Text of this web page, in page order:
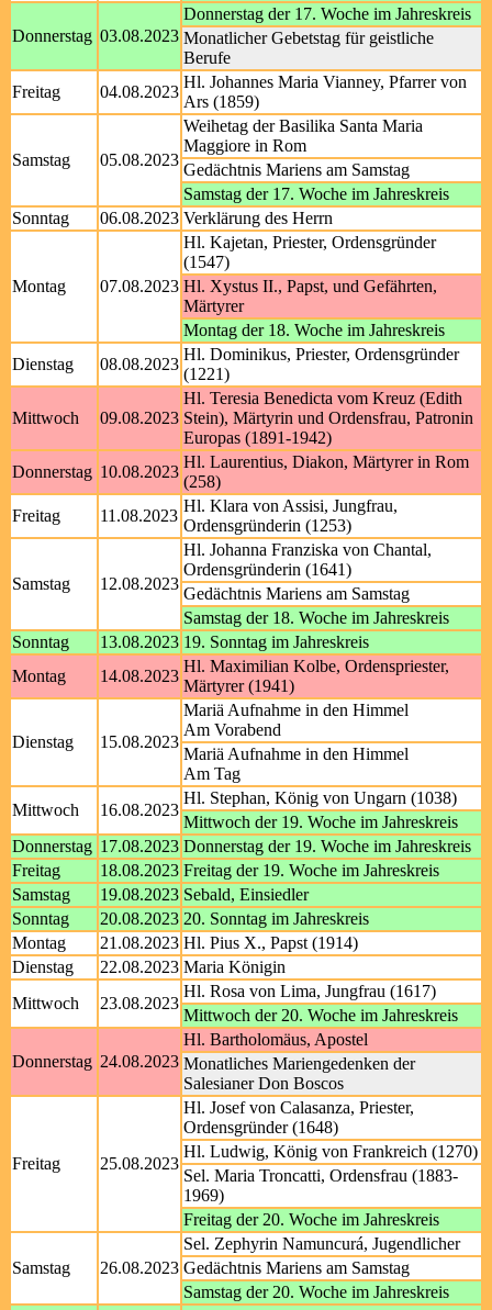
Donnerstag 03.08.2023
Donnerstag der 17. Woche im Jahreskreis
Monatlicher Gebetstag für geistliche
Berufe
Freitag
04.08.2023
Hl. Johannes Maria Vianney, Pfarrer von
Ars (1859)
Samstag 05.08.2023
Weihetag der Basilika Santa Maria
Maggiore in Rom
Gedächtnis Mariens am Samstag
Samstag der 17. Woche im Jahreskreis
Sonntag
06.08.2023 Verklärung des Herrn
Montag 07.08.2023
Hl. Kajetan, Priester, Ordensgründer
(1547)
Hl. Xystus II., Papst, und Gefährten,
Märtyrer
Montag der 18. Woche im Jahreskreis
Dienstag
08.08.2023
Hl. Dominikus, Priester, Ordensgründer
(1221)
Mittwoch 09.08.2023
Hl. Teresia Benedicta vom Kreuz (Edith
Stein), Märtyrin und Ordensfrau, Patronin
Europas (1891-1942)
Donnerstag 10.08.2023
Hl. Laurentius, Diakon, Märtyrer in Rom
(258)
Freitag
11.08.2023
Hl. Klara von Assisi, Jungfrau,
Ordensgründerin (1253)
Samstag 12.08.2023
Hl. Johanna Franziska von Chantal,
Ordensgründerin (1641)
Gedächtnis Mariens am Samstag
Samstag der 18. Woche im Jahreskreis
Sonntag
13.08.2023 19. Sonntag im Jahreskreis
Montag
14.08.2023
Hl. Maximilian Kolbe, Ordenspriester,
Märtyrer (1941)
Dienstag 15.08.2023
Mariä Aufnahme in den Himmel
Am Vorabend
Mariä Aufnahme in den Himmel
Am Tag
Mittwoch
16.08.2023
Hl. Stephan, König von Ungarn (1038)
Mittwoch der 19. Woche im Jahreskreis
Donnerstag 17.08.2023 Donnerstag der 19. Woche im Jahreskreis
Freitag
18.08.2023 Freitag der 19. Woche im Jahreskreis
Samstag
19.08.2023 Sebald, Einsiedler
Sonntag
20.08.2023 20. Sonntag im Jahreskreis
Montag
21.08.2023 Hl. Pius X., Papst (1914)
Dienstag
22.08.2023 Maria Königin
Mittwoch
23.08.2023
Hl. Rosa von Lima, Jungfrau (1617)
Mittwoch der 20. Woche im Jahreskreis
Donnerstag 24.08.2023
Hl. Bartholomäus, Apostel
Monatliches Mariengedenken der
Salesianer Don Boscos
Freitag 25.08.2023
Hl. Josef von Calasanza, Priester,
Ordensgründer (1648)
Hl. Ludwig, König von Frankreich (1270)
Sel. Maria Troncatti, Ordensfrau (1883-
1969)
Freitag der 20. Woche im Jahreskreis
Samstag 26.08.2023
Sel. Zephyrin Namuncurá, Jugendlicher
Gedächtnis Mariens am Samstag
Samstag der 20. Woche im Jahreskreis